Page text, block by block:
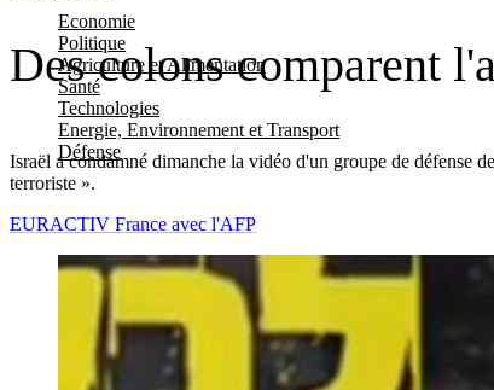
Economie
Politique
Agriculture et Alimentation
Santé
Technologies
Energie, Environnement et Transport
Défense
Des colons comparent
Israël a condamné dimanche la vidéo d'un groupe de défense
terroriste ».
EURACTIV France avec l'AFP